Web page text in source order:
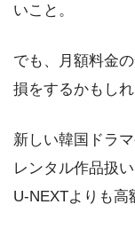
いこと。
でも、月額料金
損をするかもしれ
新しい韓国ドラ
レンタル作品扱
U-NEXTよりも高